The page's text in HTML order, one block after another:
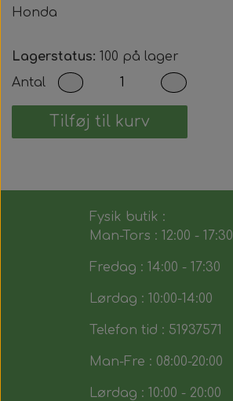
Honda
Lagerstatus: 100 på lager
Antal
Tilføj til kurv
Fysik butik :
Man-Tors : 12:00 - 17:30
Fredag : 14:00 - 17:30
Lørdag : 10:00-14:00
Telefon tid : 51937571
Man-Fre : 08:00-20:00
Lørdag : 10:00 - 20:00